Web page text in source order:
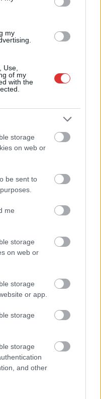
my
Use,
of my
with the
storage
on web or
be sent to
me
storage
on web or
storage
or app.
storage
storage
and other
– heti médiaszemle a
Szijjártó
év letöltendőt kaphat és
megyében: egyre
részlegesen
átlagost is meghaladó
vasútvonalon,
képest,
szolnoki habos isler?
akkumulátoripari
a június a
egyeztetett a
pedig egy másik
vitték el a mezőtúri
változásokról döntött